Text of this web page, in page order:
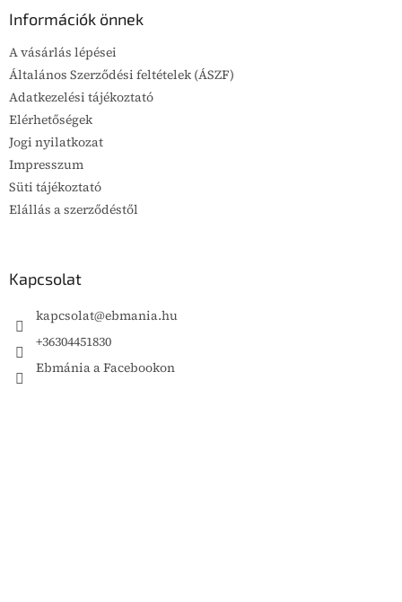
Információk önnek
A vásárlás lépései
Általános Szerződési feltételek (ÁSZF)
Adatkezelési tájékoztató
Elérhetőségek
Jogi nyilatkozat
Impresszum
Süti tájékoztató
Elállás a szerződéstől
Kapcsolat
kapcsolat@ebmania.hu
+36304451830
Ebmánia a Facebookon